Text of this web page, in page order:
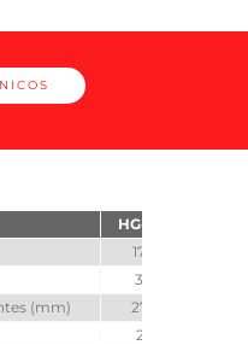
HG-1703
1700
3110
(mm)
2700
250